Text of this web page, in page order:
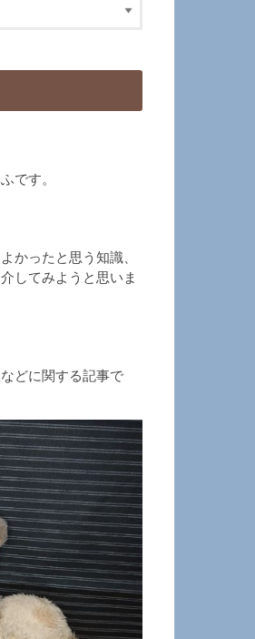
です。
かったと思う知識、
してみようと思いま
どに関する記事で